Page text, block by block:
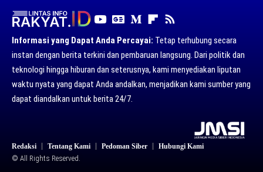
Informasi yang Dapat Anda Percayai: Tetap terhubung secara
instan dengan berita terkini dan pembaruan langsung. Dari politik dan
teknologi hingga hiburan dan seterusnya, kami menyediakan liputan
waktu nyata yang dapat Anda andalkan, menjadikan kami sumber yang
dapat diandalkan untuk berita 24/7.
Redaksi Tentang Kami Pedoman Siber Hubungi Kami
© All Rights Reserved.